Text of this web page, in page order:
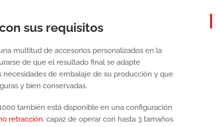
sus requisitos
multitud de accesorios personalizados en la
de que el resultado final se adapte
necesidades de embalaje de su producción y que
y bien conservadas.
también está disponible en una configuración
retracción, capaz de operar con hasta 3 tamaños